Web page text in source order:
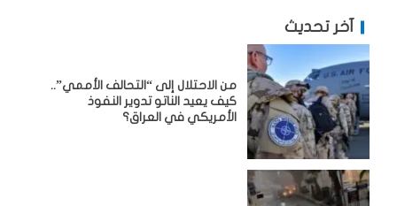
آخر تحديث
من الاحتلال إلى “التحالف الأممي”..
كيف يعيد الناتو تدوير النفوذ
الأمريكي في العراق؟